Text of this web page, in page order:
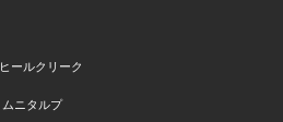
ヒールクリーク
ムニタルプ